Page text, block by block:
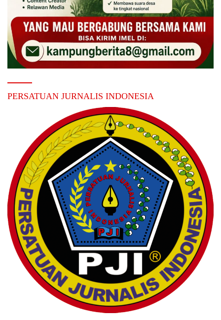
PERSATUAN JURNALIS INDONESIA